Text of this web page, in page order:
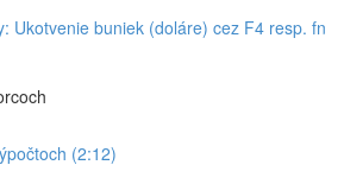
Ukotvenie buniek (doláre) cez F4 resp. fn
(2:12)